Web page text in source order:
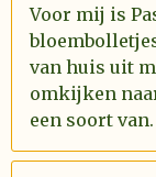
Voor mij is
van huis uit
omkijken
een soort van.